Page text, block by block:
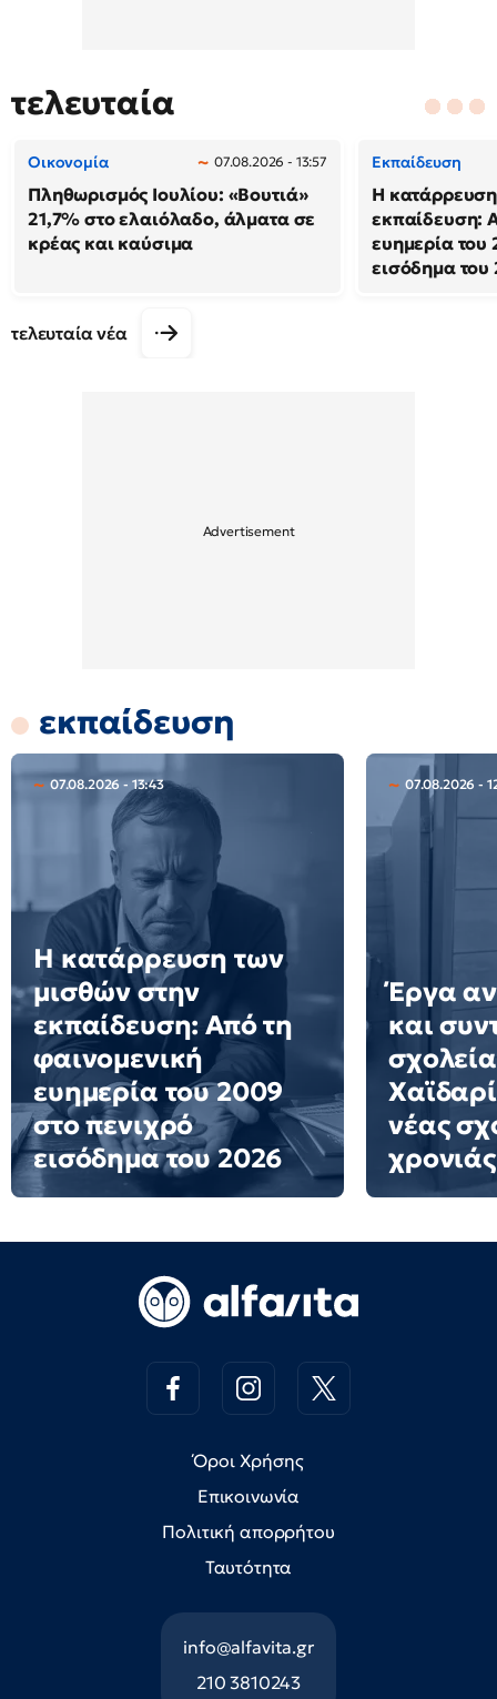
τελευταία
Οικονομία 07.08.2026 - 13:57
Πληθωρισμός Ιουλίου: «Βουτιά»
21,7% στο ελαιόλαδο, άλματα σε
κρέας και καύσιμα
Εκπαίδευση
Η
εκπαίδευση:
ευημερία του
εισόδημα του
τελευταία νέα
εκπαίδευση
07.08.2026 - 13:43
Η κατάρρευση των
μισθών στην
εκπαίδευση: Από τη
φαινομενική
ευημερία του 2009
στο πενιχρό
εισόδημα του 2026
07.08.2026 -
Έργα
και
νέας
χρονιάς
Όροι Χρήσης
Επικοινωνία
Πολιτική απορρήτου
Ταυτότητα
info@alfavita.gr
210 3810243